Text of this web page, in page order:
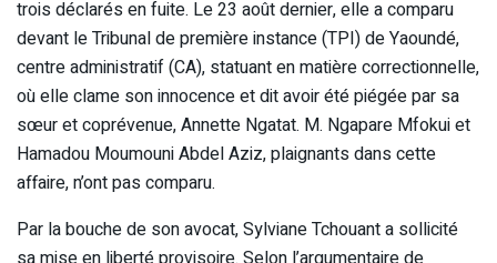
trois déclarés en fuite. Le 23 août dernier, elle a comparu
devant le Tribunal de première instance (TPI) de Yaoundé,
centre administratif (CA), statuant en matière correctionnelle,
où elle clame son innocence et dit avoir été piégée par sa
sœur et coprévenue, Annette Ngatat. M. Ngapare Mfokui et
Hamadou Moumouni Abdel Aziz, plaignants dans cette
affaire, n’ont pas comparu.
Par la bouche de son avocat, Sylviane Tchouant a sollicité